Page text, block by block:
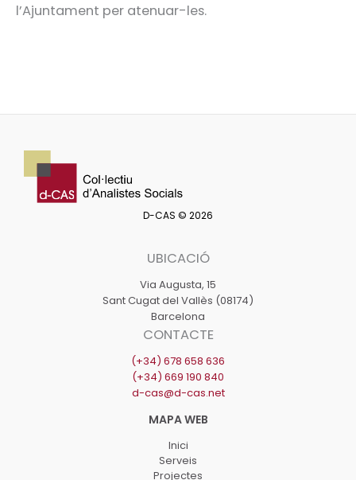
l’Ajuntament per atenuar-les.
D-CAS © 2026
UBICACIÓ
Via Augusta, 15
Sant Cugat del Vallès (08174)
Barcelona
CONTACTE
(+34) 678 658 636
(+34) 669 190 840
d-cas@d-cas.net
Inici
Serveis
Projectes